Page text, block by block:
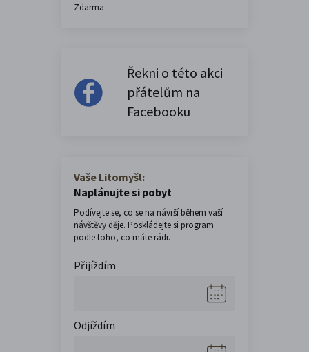
Zdarma
Řekni o této akci
přátelům na
Facebooku
Vaše Litomyšl:
Naplánujte si pobyt
Podívejte se, co se na návrší během vaší
návštěvy děje. Poskládejte si program
podle toho, co máte rádi.
Přijíždím
Odjíždím